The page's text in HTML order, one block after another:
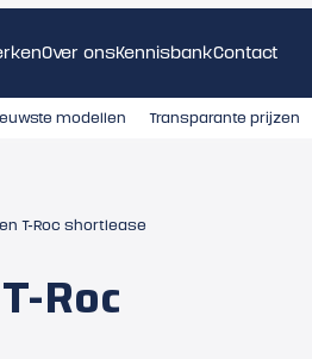
Over onsKennisbankContact
modellen Transparante prijzen
T-Roc shortlease
Roc